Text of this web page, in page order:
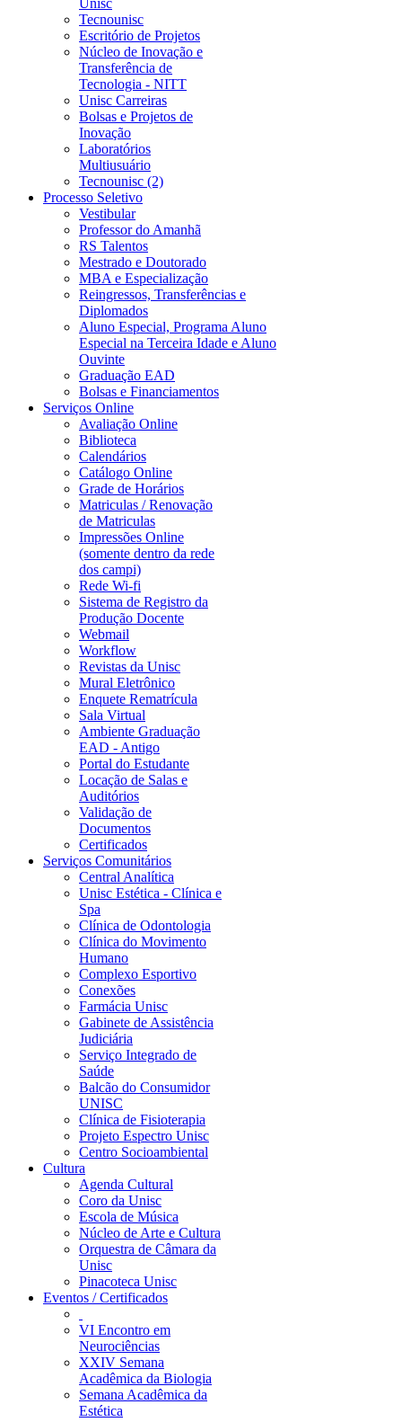
Unisc
Tecnounisc
Escritório de Projetos
Núcleo de Inovação e
Transferência de
Tecnologia - NITT
Unisc Carreiras
Bolsas e Projetos de
Inovação
Laboratórios
Multiusuário
Tecnounisc (2)
Processo Seletivo
Vestibular
Professor do Amanhã
RS Talentos
Mestrado e Doutorado
MBA e Especialização
Reingressos, Transferências e
Diplomados
Aluno Especial, Programa Aluno
Especial na Terceira Idade e Aluno
Ouvinte
Graduação EAD
Bolsas e Financiamentos
Serviços Online
Avaliação Online
Biblioteca
Calendários
Catálogo Online
Grade de Horários
Matriculas / Renovação
de Matriculas
Impressões Online
(somente dentro da rede
dos campi)
Rede Wi-fi
Sistema de Registro da
Produção Docente
Webmail
Workflow
Revistas da Unisc
Mural Eletrônico
Enquete Rematrícula
Sala Virtual
Ambiente Graduação
EAD - Antigo
Portal do Estudante
Locação de Salas e
Auditórios
Validação de
Documentos
Certificados
Serviços Comunitários
Central Analítica
Unisc Estética - Clínica e
Spa
Clínica de Odontologia
Clínica do Movimento
Humano
Complexo Esportivo
Conexões
Farmácia Unisc
Gabinete de Assistência
Judiciária
Serviço Integrado de
Saúde
Balcão do Consumidor
UNISC
Clínica de Fisioterapia
Projeto Espectro Unisc
Centro Socioambiental
Cultura
Agenda Cultural
Coro da Unisc
Escola de Música
Núcleo de Arte e Cultura
Orquestra de Câmara da
Unisc
Pinacoteca Unisc
Eventos / Certificados
VI Encontro em
Neurociências
XXIV Semana
Acadêmica da Biologia
Semana Acadêmica da
Estética